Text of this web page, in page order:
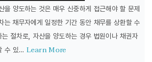
을 양도하는 것은 매우 신중하게 접근해야 할 문제
는 채무자에게 일정한 기간 동안 채무를 상환할 수
는 절차로, 자산을 양도하는 경우 법원이나 채권자
수 있… Learn More